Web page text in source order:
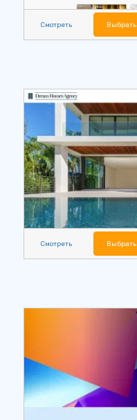
Смотреть Выбрать
Смотреть Выбрать